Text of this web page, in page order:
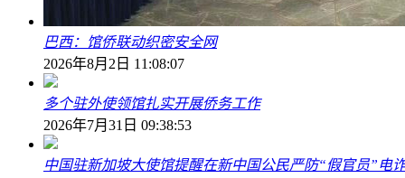
巴西：馆侨联动织密安全网
2026年8月2日 11:08:07
多个驻外使领馆扎实开展侨务工作
2026年7月31日 09:38:53
中国驻新加坡大使馆提醒在新中国公民严防“假官员”电